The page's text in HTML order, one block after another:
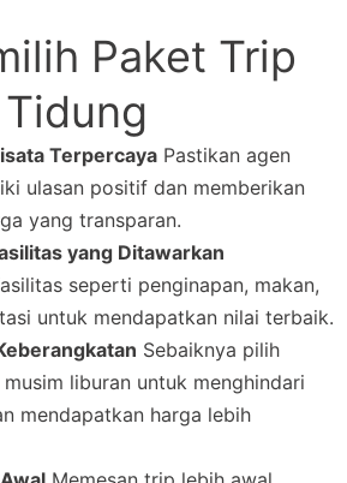
Paket Trip
Terpercaya Pastikan agen
ulasan positif dan memberikan
yang transparan.
yang Ditawarkan
seperti penginapan, makan,
untuk mendapatkan nilai terbaik.
Sebaiknya pilih
liburan untuk menghindari
mendapatkan harga lebih